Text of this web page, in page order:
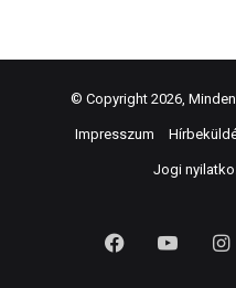
© Copyright 2026,
Impresszum
Jogi
Facebook